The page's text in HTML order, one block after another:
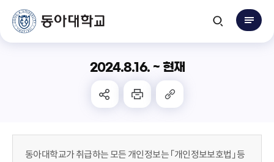
2024.8.16. ~ 현재
동아대학교가 취급하는 모든 개인정보는 「개인정보보호법」 등